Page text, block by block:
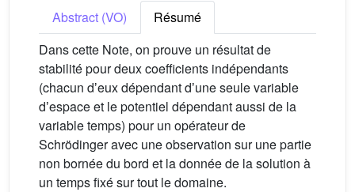
Abstract (VO)
Résumé
Dans cette Note, on prouve un résultat de
stabilité pour deux coefficients indépendants
(chacun dʼeux dépendant dʼune seule variable
dʼespace et le potentiel dépendant aussi de la
variable temps) pour un opérateur de
Schrödinger avec une observation sur une partie
non bornée du bord et la donnée de la solution à
un temps fixé sur tout le domaine.